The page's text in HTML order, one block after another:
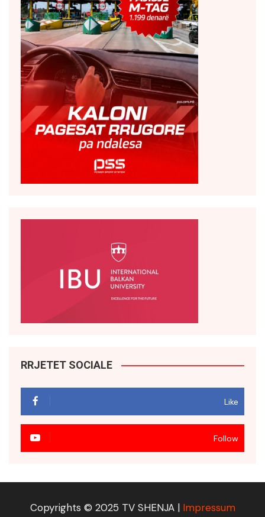
RRJETET SOCIALE
Like
Follow
Copyrights © 2025 TV SHENJA | Impressum